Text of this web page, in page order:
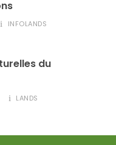
INFOLANDS
du
LANDS